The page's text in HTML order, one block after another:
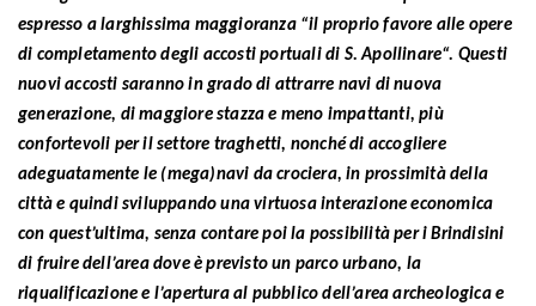
espresso a larghissima maggioranza “il proprio favore alle opere
di completamento degli accosti portuali di S. Apollinare“. Questi
nuovi accosti saranno in grado di attrarre navi di nuova
generazione, di maggiore stazza e meno impattanti, più
confortevoli per il settore traghetti, nonché di accogliere
adeguatamente le (mega)navi da crociera, in prossimità della
città e quindi sviluppando una virtuosa interazione economica
con quest’ultima, senza contare poi la possibilità per i Brindisini
di fruire dell’area dove è previsto un parco urbano, la
riqualificazione e l’apertura al pubblico dell’area archeologica e